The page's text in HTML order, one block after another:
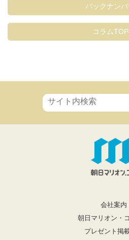
バックナン
コラム
会社案内
朝日マリオン・
プレゼント掲